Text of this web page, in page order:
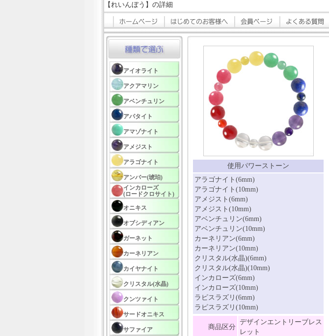
【れいんぼう】の詳細
アイオライト
アクアマリン
アベンチュリン
アパタイト
アマゾナイト
アメジスト
アラゴナイト
アンバー(琥珀)
インカローズ
(ロードクロサイト)
オニキス
オブシディアン
ガーネット
カーネリアン
カイヤナイト
クリスタル(水晶)
クンツァイト
サードオニキス
サファイア
使用パワーストーン
アラゴナイト(6mm)
アラゴナイト(10mm)
アメジスト(6mm)
アメジスト(10mm)
アベンチュリン(6mm)
アベンチュリン(10mm)
カーネリアン(6mm)
カーネリアン(10mm)
クリスタル(水晶)(6mm)
クリスタル(水晶)(10mm)
インカローズ(6mm)
インカローズ(10mm)
ラピスラズリ(6mm)
ラピスラズリ(10mm)
商品区分
デザインエントリーブレス
レット